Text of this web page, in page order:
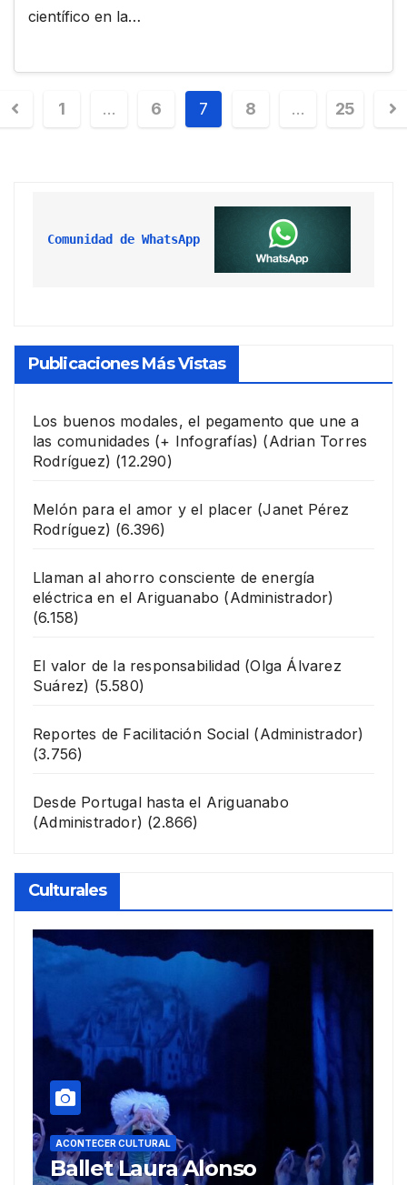
científico en la…
1 … 6 7 8 … 25
Comunidad de WhatsApp
Publicaciones Más Vistas
Los buenos modales, el pegamento que une a
las comunidades (+ Infografías) (Adrian Torres
Rodríguez) (12.290)
Melón para el amor y el placer (Janet Pérez
Rodríguez) (6.396)
Llaman al ahorro consciente de energía
eléctrica en el Ariguanabo (Administrador)
(6.158)
El valor de la responsabilidad (Olga Álvarez
Suárez) (5.580)
Reportes de Facilitación Social (Administrador)
(3.756)
Desde Portugal hasta el Ariguanabo
(Administrador) (2.866)
Culturales
ACONTECER CULTURAL